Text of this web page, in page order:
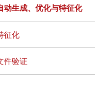
动生成、优化与特征化
征化
件验证